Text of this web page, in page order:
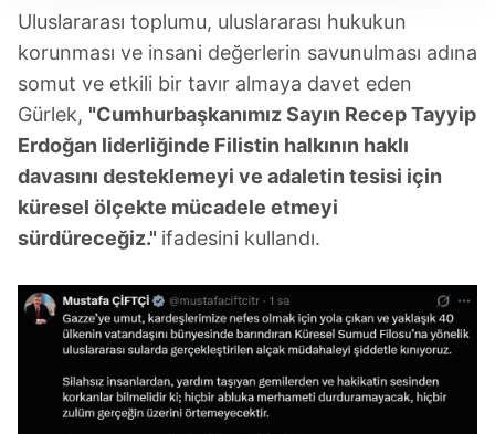
takdirde, kullanıcılara hedefli reklamlar
gösterilmeyecektir."
Sizlere daha iyi bir hizmet sunabilmek için İnternet
Sitemizde kendimize ve üçüncü kişilere ait çerezler
kullanılmaktadır. Bu çerezler vasıtasıyla çeşitli kişisel
verileriniz işlenmekte olup gerekli olan çerezler bilgi
toplumu hizmetlerinin sunulması amacıyla
kullanılmaktadır. Diğer çerezler, sitemizin daha işlevsel
reklam/pazarlama faaliyetlerinin yapılması, amaçlarıyla
sınırlı olarak açık rızanız dahilinde kullanılacaktır.
vasıtasıyla belirleyebilirsiniz. Çerezlere ilişkin detaylı bilgi
için Ayarlar butonuna tıklayabilir,
Uluslararası toplumu, uluslararası hukukun
korunması ve insani değerlerin savunulması adına
somut ve etkili bir tavır almaya davet eden
Gürlek, "Cumhurbaşkanımız Sayın Recep Tayyip
Erdoğan liderliğinde Filistin halkının haklı
davasını desteklemeyi ve adaletin tesisi için
küresel ölçekte mücadele etmeyi
sürdüreceğiz." ifadesini kullandı.